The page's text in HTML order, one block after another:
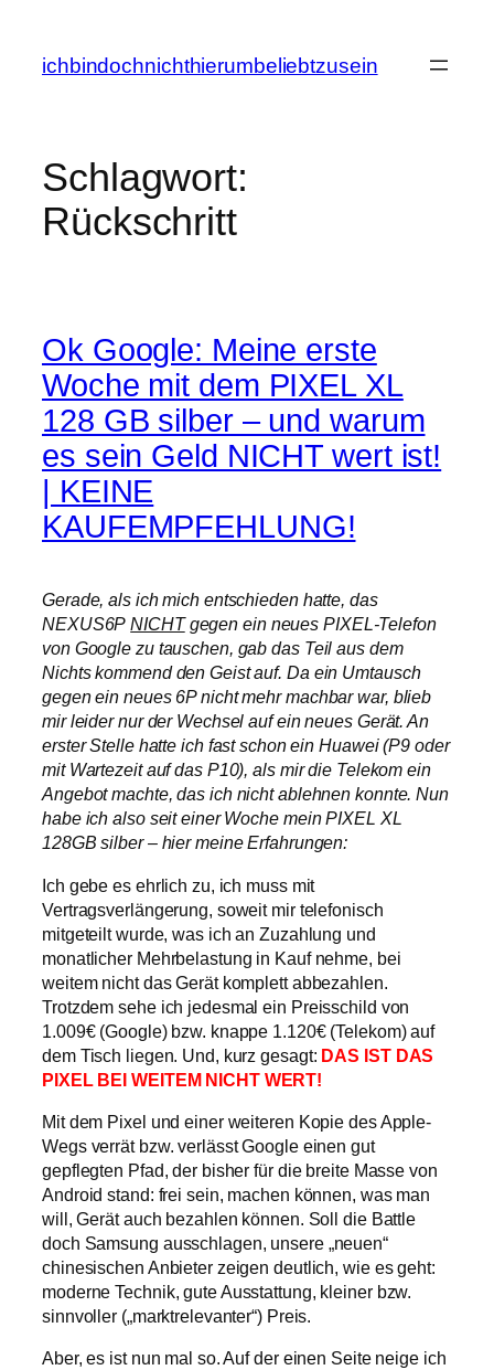
springen
ichbindochnichthierumbeliebtzusein
Schlagwort:
Rückschritt
Ok Google: Meine erste
Woche mit dem PIXEL XL
128 GB silber – und warum
es sein Geld NICHT wert ist!
| KEINE
KAUFEMPFEHLUNG!
Gerade, als ich mich entschieden hatte, das
NEXUS6PNICHTgegen ein neues PIXEL-Telefon
von Google zu tauschen, gab das Teil aus dem
Nichts kommend den Geist auf. Da ein Umtausch
gegen ein neues 6P nicht mehr machbar war, blieb
mir leider nur der Wechsel auf ein neues Gerät. An
erster Stelle hatte ich fast schon ein Huawei (P9 oder
mit Wartezeit auf das P10), als mir die Telekom ein
Angebot machte, das ich nicht ablehnen konnte. Nun
habe ich also seit einer Woche mein PIXEL XL
128GB silber – hier meine Erfahrungen:
Ich gebe es ehrlich zu, ich muss mit
Vertragsverlängerung, soweit mir telefonisch
mitgeteilt wurde, was ich an Zuzahlung und
monatlicher Mehrbelastung in Kauf nehme, bei
weitem nicht das Gerät komplett abbezahlen.
Trotzdem sehe ich jedesmal ein Preisschild von
1.009€ (Google) bzw. knappe 1.120€ (Telekom) auf
dem Tisch liegen. Und, kurz gesagt: DAS IST DAS
PIXEL BEI WEITEM NICHT WERT!
Mit dem Pixel und einer weiteren Kopie des Apple-
Wegs verrät bzw. verlässt Google einen gut
gepflegten Pfad, der bisher für die breite Masse von
Android stand: frei sein, machen können, was man
will, Gerät auch bezahlen können. Soll die Battle
doch Samsung ausschlagen, unsere „neuen“
chinesischen Anbieter zeigen deutlich, wie es geht:
moderne Technik, gute Ausstattung, kleiner bzw.
sinnvoller („marktrelevanter“) Preis.
Aber, es ist nun mal so. Auf der einen Seite neige ich